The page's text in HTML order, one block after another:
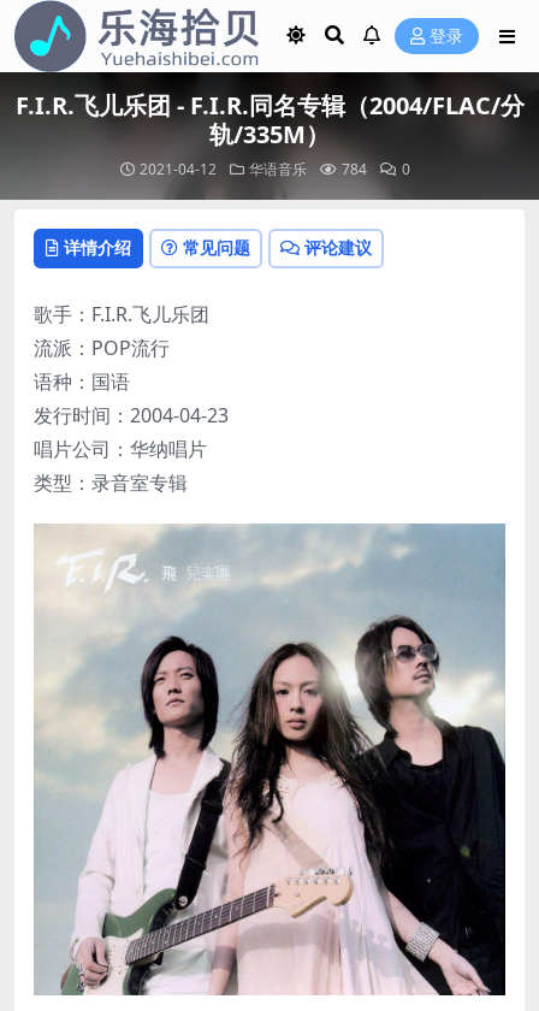
登录
F.I.R.飞儿乐团 - F.I.R.同名专辑（2004/FLAC/分
轨/335M）
2021-04-12 华语音乐 784 0
详情介绍 常见问题 评论建议
歌手：F.I.R.飞儿乐团
流派：POP流行
语种：国语
发行时间：2004-04-23
唱片公司：华纳唱片
类型：录音室专辑